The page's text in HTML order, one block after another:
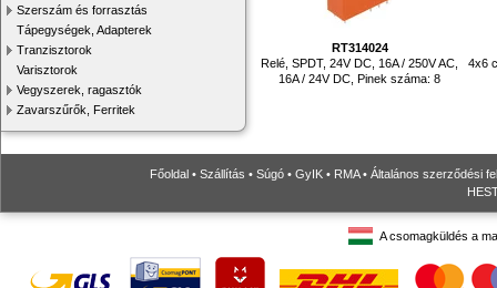
Szerszám és forrasztás
Tápegységek, Adapterek
Tranzisztorok
Varisztorok
Vegyszerek, ragasztók
Zavarszűrők, Ferritek
RT314024
Relé, SPDT, 24V DC, 16A / 250V AC,
16A / 24V DC, Pinek száma: 8
4x6
Főoldal • Szállítás • Súgó • GyIK • RMA• Általános szerződési
A csomagküldés a